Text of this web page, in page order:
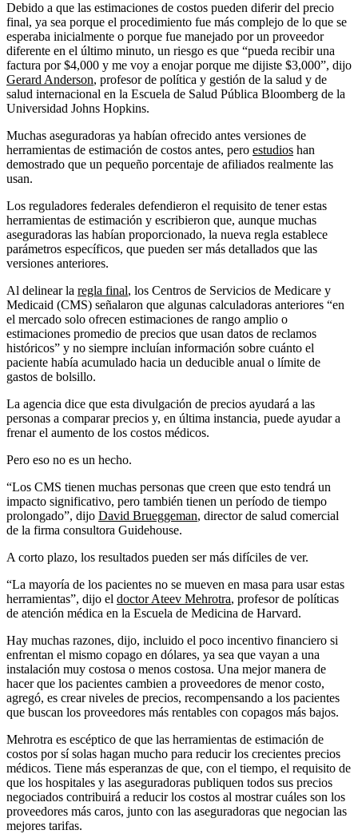
Debido a que las estimaciones de costos pueden diferir del precio
final, ya sea porque el procedimiento fue más complejo de lo que se
esperaba inicialmente o porque fue manejado por un proveedor
diferente en el último minuto, un riesgo es que “pueda recibir una
factura por $4,000 y me voy a enojar porque me dijiste $3,000”, dijo
Gerard Anderson, profesor de política y gestión de la salud y de
salud internacional en la Escuela de Salud Pública Bloomberg de la
Universidad Johns Hopkins.
Muchas aseguradoras ya habían ofrecido antes versiones de
herramientas de estimación de costos antes, pero estudios han
demostrado que un pequeño porcentaje de afiliados realmente las
usan.
Los reguladores federales defendieron el requisito de tener estas
herramientas de estimación y escribieron que, aunque muchas
aseguradoras las habían proporcionado, la nueva regla establece
parámetros específicos, que pueden ser más detallados que las
versiones anteriores.
Al delinear la regla final, los Centros de Servicios de Medicare y
Medicaid (CMS) señalaron que algunas calculadoras anteriores “en
el mercado solo ofrecen estimaciones de rango amplio o
estimaciones promedio de precios que usan datos de reclamos
históricos” y no siempre incluían información sobre cuánto el
paciente había acumulado hacia un deducible anual o límite de
gastos de bolsillo.
La agencia dice que esta divulgación de precios ayudará a las
personas a comparar precios y, en última instancia, puede ayudar a
frenar el aumento de los costos médicos.
Pero eso no es un hecho.
“Los CMS tienen muchas personas que creen que esto tendrá un
impacto significativo, pero también tienen un período de tiempo
prolongado”, dijo David Brueggeman, director de salud comercial
de la firma consultora Guidehouse.
A corto plazo, los resultados pueden ser más difíciles de ver.
“La mayoría de los pacientes no se mueven en masa para usar estas
herramientas”, dijo el doctor Ateev Mehrotra, profesor de políticas
de atención médica en la Escuela de Medicina de Harvard.
Hay muchas razones, dijo, incluido el poco incentivo financiero si
enfrentan el mismo copago en dólares, ya sea que vayan a una
instalación muy costosa o menos costosa. Una mejor manera de
hacer que los pacientes cambien a proveedores de menor costo,
agregó, es crear niveles de precios, recompensando a los pacientes
que buscan los proveedores más rentables con copagos más bajos.
Mehrotra es escéptico de que las herramientas de estimación de
costos por sí solas hagan mucho para reducir los crecientes precios
médicos. Tiene más esperanzas de que, con el tiempo, el requisito de
que los hospitales y las aseguradoras publiquen todos sus precios
negociados contribuirá a reducir los costos al mostrar cuáles son los
proveedores más caros, junto con las aseguradoras que negocian las
mejores tarifas.